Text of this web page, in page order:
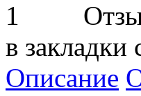
в закладки
Описание